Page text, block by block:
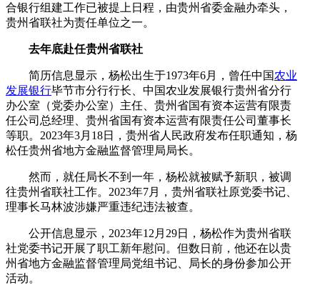
合银行组建工作已被提上日程，由贵州省委金融办牵头，
贵州省联社为责任单位之一。
去年底赴任贵州省联社
简历信息显示，杨松出生于1973年6月，曾任中国农业
发展银行毕节市分行行长、中国农业发展银行贵州省分行
办公室（党委办公室）主任、贵州省国有资本运营有限责
任公司总经理、贵州省国有资本运营有限责任公司董事长
等职。2023年3月18日，贵州省人民政府发布任职通知，杨
松任贵州省地方金融监督管理局局长。
然而，就任局长不到一年，杨松就被赋予新职，被调
往贵州省联社工作。2023年7月，贵州省联社原党委书记、
理事长马林波涉嫌严重违纪违法被查。
公开信息显示，2023年12月29日，杨松作为贵州省联
社党委书记开展了职工新年慰问。但数日前，他还在以贵
州省地方金融监督管理局党组书记、局长的身份参加公开
活动。